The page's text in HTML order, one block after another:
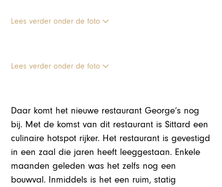
Lees verder onder de foto
Lees verder onder de foto
Daar komt het nieuwe restaurant George’s nog
bij. Met de komst van dit restaurant is Sittard een
culinaire hotspot rijker. Het restaurant is gevestigd
in een zaal die jaren heeft leeggestaan. Enkele
maanden geleden was het zelfs nog een
bouwval. Inmiddels is het een ruim, statig